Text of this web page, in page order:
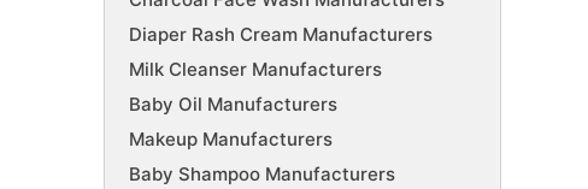
Diaper Rash Cream Manufacturers
Milk Cleanser Manufacturers
Baby Oil Manufacturers
Makeup Manufacturers
Baby Shampoo Manufacturers